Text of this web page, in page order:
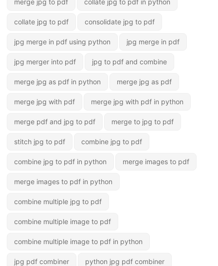
collate jpg to pdf consolidate jpg to pdf
jpg merge in pdf using python jpg merge in pdf
jpg merger into pdf jpg to pdf and combine
merge jpg as pdf in python merge jpg as pdf
merge jpg with pdf merge jpg with pdf in python
merge pdf and jpg to pdf merge to jpg to pdf
stitch jpg to pdf combine jpg to pdf
combine jpg to pdf in python merge images to pdf
merge images to pdf in python
combine multiple jpg to pdf
combine multiple image to pdf
combine multiple image to pdf in python
jpg pdf combiner python jpg pdf combiner